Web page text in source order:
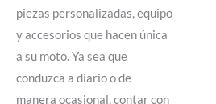
piezas personalizadas, equipo
y accesorios que hacen única
a su moto. Ya sea que
conduzca a diario o de
manera ocasional, contar con